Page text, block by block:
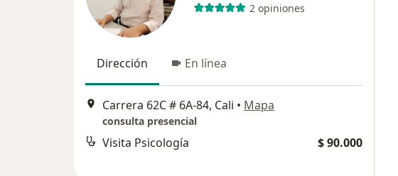
2 opiniones
Dirección En línea
Carrera 62C # 6A-84, Cali • Mapa
consulta presencial
Visita Psicología $ 90.000